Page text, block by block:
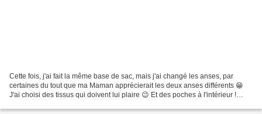
Cette fois, j'ai fait la même base de sac, mais j'ai changé les anses, par
certaines du tout que ma Maman apprécierait les deux anses différents 😁
J'ai choisi des tissus qui doivent lui plaire 😉 Et des poches à l'intérieur !